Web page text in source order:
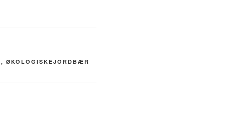
, ØKOLOGISKEJORDBÆR